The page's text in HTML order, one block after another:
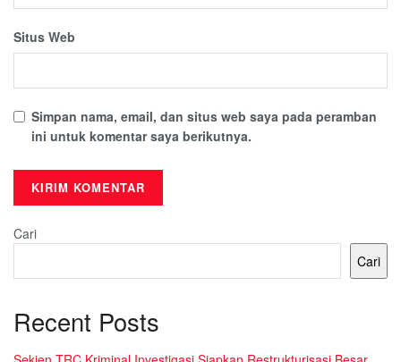
Situs Web
Simpan nama, email, dan situs web saya pada peramban
ini untuk komentar saya berikutnya.
Cari
Cari
Recent Posts